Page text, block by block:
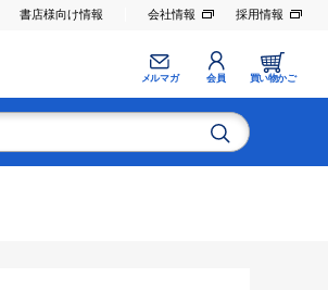
書店様向け情報 会社情報 採用情報
メルマガ 会員 買い物かご